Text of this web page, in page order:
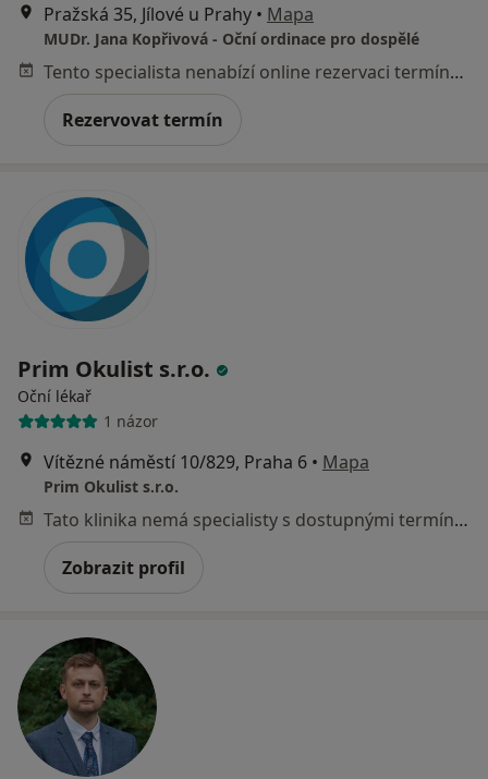
Pražská 35, Jílové u Prahy • Mapa
MUDr. Jana Kopřivová - Oční ordinace pro dospělé
Tento specialista nenabízí online rezervaci termínu na této adrese.
Rezervovat termín
Prim Okulist s.r.o.
Oční lékař
1 názor
Vítězné náměstí 10/829, Praha 6 • Mapa
Prim Okulist s.r.o.
Tato klinika nemá specialisty s dostupnými termíny v online kalendáři
Zobrazit profil